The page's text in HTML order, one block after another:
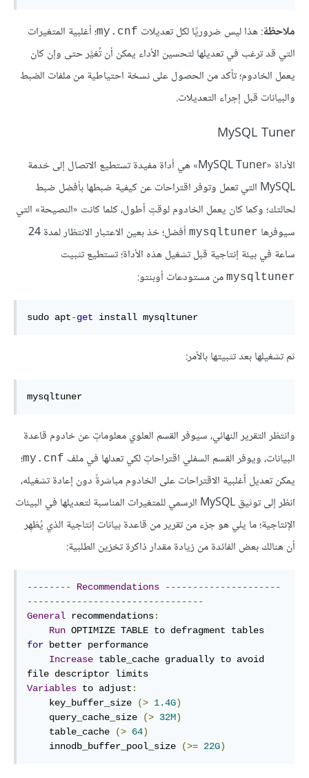
ملاحظة: هذا ليس ضروريًا لكل تعديلات my.cnf؛ أغلبية المتغيرات
التي قد ترغب في تعديلها لتحسين الأداء يمكن أن تُغيَّر حتى وإن كان
يعمل الخادوم؛ تأكد من الحصول على نسخة احتياطية من ملفات الضبط
والبيانات قبل إجراء التعديلات.
MySQL Tuner
الأداة «MySQL Tuner» هي أداة مفيدة تستطيع الاتصال إلى خدمة
MySQL التي تعمل وتوفر اقتراحات عن كيفية ضبطها بأفضل ضبط
لحالتك؛ وكما كان يعمل الخادوم لوقتٍ أطول، كلما كانت «النصيحة» التي
سيوفرها mysqltuner
أفضل؛ خذ بعين الاعتبار الانتظار لمدة 24
ساعة في بيئة إنتاجية قبل تشغيل هذه الأداة؛ تستطيع تثبيت
mysqltuner من مستودعات أوبنتو:
sudo apt-get install mysqltuner
ثم تشغيلها بعد تثبيتها بالأمر:
mysqltuner
وانتظر التقرير النهائي، سيوفر القسم العلوي معلوماتٍ عن خادوم قاعدة
البيانات، ويوفر القسم السفلي اقتراحاتٍ لكي تعدلها في ملف my.cnf؛
يمكن تعديل أغلبية الاقتراحات على الخادوم مباشرةً دون إعادة تشغيله،
انظر إلى توثيق MySQL الرسمي للمتغيرات المناسبة لتعديلها في البيئات
الإنتاجية؛ ما يلي هو جزء من تقرير من قاعدة بيانات إنتاجية الذي يُظهِر
أن هنالك بعض الفائدة من زيادة مقدار ذاكرة تخزين الطلبية:
-------- Recommendations
---------------------
--------------------------------
General recommendations:
Run
for better performance
Increase table_cache gradually to avoid
Variables to adjust :
    key_buffer_size
(> 1.4G)
    query_cache_size
(> 32M)
    table_cache
(> 64)
    innodb_buffer_pool_size
(>= 22G)